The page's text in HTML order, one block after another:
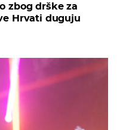
zbog drške za
Hrvati duguju